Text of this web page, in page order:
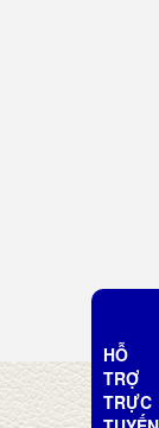
HỖ
TRỢ
TRỰC